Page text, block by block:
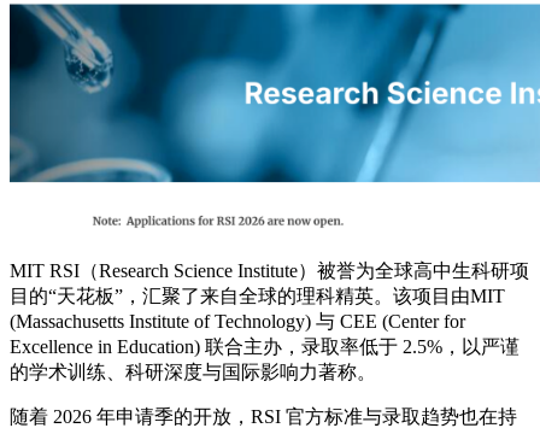
MIT RSI（Research Science Institute）被誉为全球高中生科研项
目的“天花板”，汇聚了来自全球的理科精英。该项目由MIT
(Massachusetts Institute of Technology) 与 CEE (Center for
Excellence in Education) 联合主办，录取率低于 2.5%，以严谨
的学术训练、科研深度与国际影响力著称。
随着 2026 年申请季的开放，RSI 官方标准与录取趋势也在持